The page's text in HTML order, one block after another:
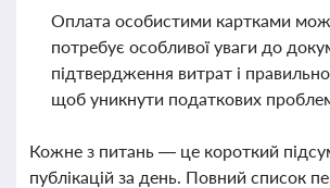
Оплата особистими картками
потребує особливої уваги до
підтвердження витрат і
щоб уникнути податкових
Кожне з питань — це короткий
публікацій за день. Повний список